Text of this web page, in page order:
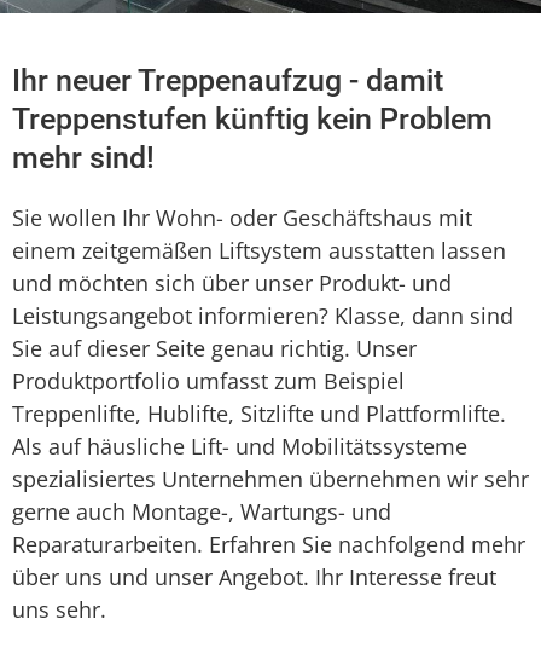
Ihr neuer Treppenaufzug - damit
Treppenstufen künftig kein Problem
mehr sind!
Sie wollen Ihr Wohn- oder Geschäftshaus mit
einem zeitgemäßen Liftsystem ausstatten lassen
und möchten sich über unser Produkt- und
Leistungsangebot informieren? Klasse, dann sind
Sie auf dieser Seite genau richtig. Unser
Produktportfolio umfasst zum Beispiel
Treppenlifte, Hublifte, Sitzlifte und Plattformlifte.
Als auf häusliche Lift- und Mobilitätssysteme
spezialisiertes Unternehmen übernehmen wir sehr
gerne auch Montage-, Wartungs- und
Reparaturarbeiten. Erfahren Sie nachfolgend mehr
über uns und unser Angebot. Ihr Interesse freut
uns sehr.